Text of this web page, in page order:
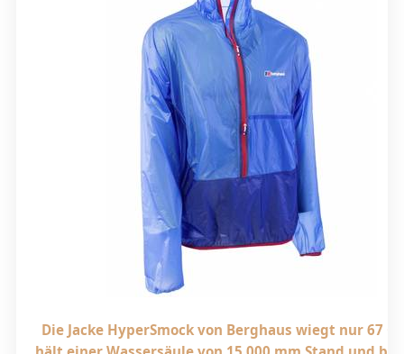
Die Jacke HyperSmock von Berghaus wiegt nur 67